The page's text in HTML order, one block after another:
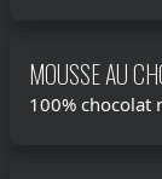
MOUSSE AU
100% chocolat